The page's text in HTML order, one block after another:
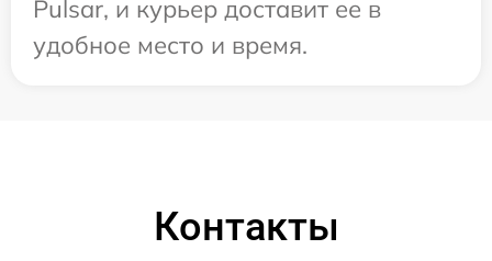
Pulsar, и курьер доставит ее в
удобное место и время.
Контакты